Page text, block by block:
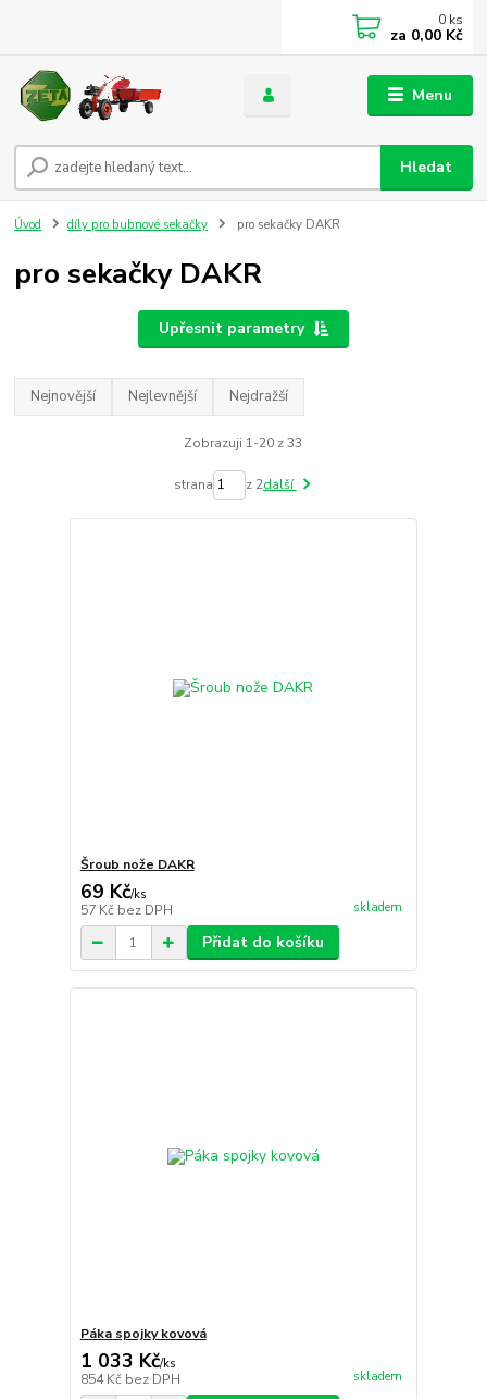
Menu
Hledat
0 ks
za 0,00 Kč
Úvod díly pro bubnové sekačky pro sekačky DAKR
pro sekačky DAKR
Upřesnit parametry
Nejnovější Nejlevnější Nejdražší
Zobrazuji 1-20 z 33
strana z 2další
Šroub nože DAKR
69 Kč/ks
57 Kč bez DPH skladem
Přidat do košíku
Páka spojky kovová
1 033 Kč/ks
854 Kč bez DPH skladem